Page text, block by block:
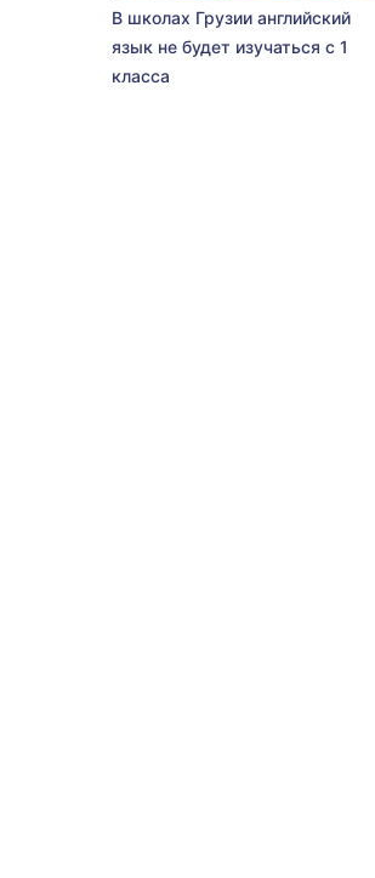
В школах Грузии английский
язык не будет изучаться с 1
класса